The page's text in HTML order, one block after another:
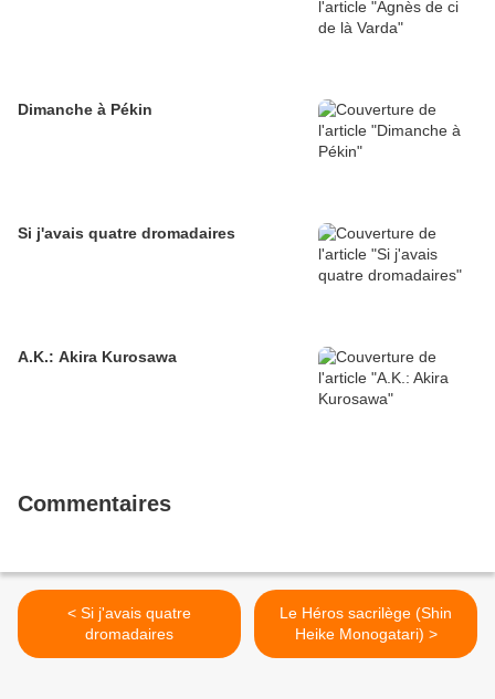
Dimanche à Pékin
Si j'avais quatre dromadaires
A.K.: Akira Kurosawa
Commentaires
< Si j'avais quatre
dromadaires
Le Héros sacrilège (Shin
Heike Monogatari) >